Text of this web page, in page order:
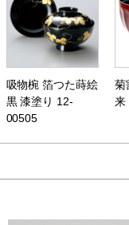
吸物椀 箔つた蒔絵
黒 漆塗り 12-
00505
菊
来